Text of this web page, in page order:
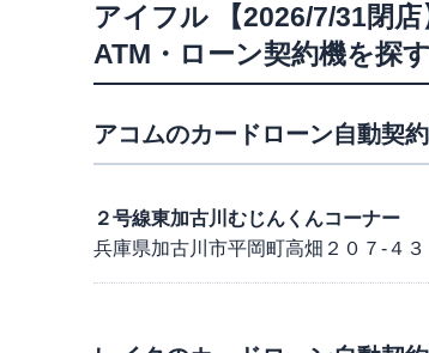
アイフル 【2026/7/31閉
ATM・ローン契約機を探す
アコムのカードローン自動契
２号線東加古川むじんくんコーナー
兵庫県加古川市平岡町高畑２０７-４３